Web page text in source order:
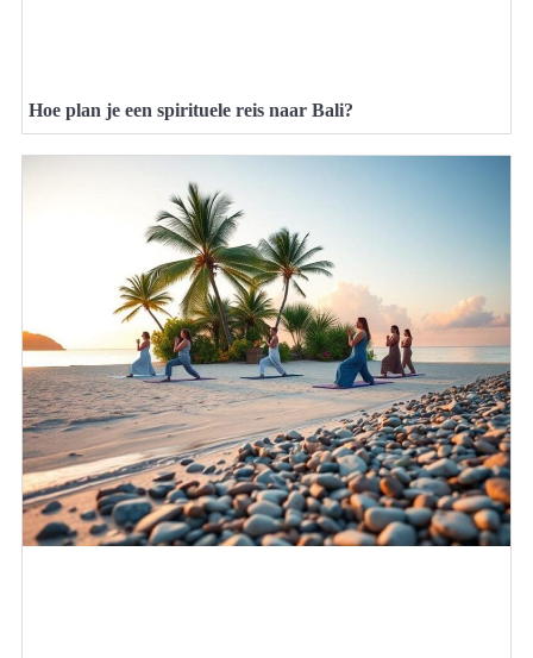
Hoe plan je een spirituele reis naar Bali?